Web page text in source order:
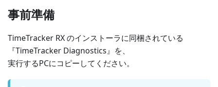
事前準備
TimeTracker RX のインストーラに同梱されている
『TimeTracker Diagnostics』を、
実行するPCにコピーしてください。